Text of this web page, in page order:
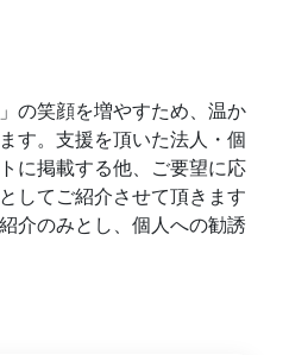
の笑顔を増やすため、温か
す。支援を頂いた法人・個
に掲載する他、ご要望に応
してご紹介させて頂きます
介のみとし、個人への勧誘